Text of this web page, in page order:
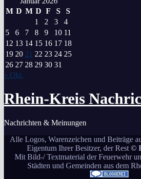
M D M D F S
S
1
2 3
4
5
6 7 8 9 10 11
12 13 14 15 16 17 18
19 20 21 22 23 24 25
26 27 28 29 30 31
« Okt.
Rhein-Kreis
Nachrichten & Meinungen
Alle Logos, Warenzeichen und Beiträge
Eigentum Ihrer Besitzer, der Rest©
Mit Bild-/ Textmaterial der Feuerwehr
Städten und Gemeinden aus dem